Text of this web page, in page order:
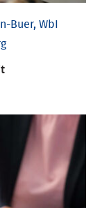
Buer, WbI